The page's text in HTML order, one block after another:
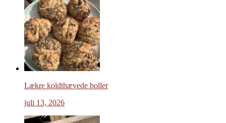
Lækre koldthævede boller
juli 13, 2026